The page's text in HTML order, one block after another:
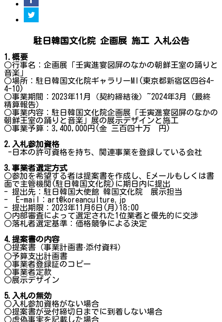
駐日韓国文化院 企画展 施工 入札公告
1.概要
○行事名：企画展「壬寅進宴図屏のなかの朝鮮王室の踊りと
音楽」
○場所：駐日韓国文化院ギャラリーMI(東京都新宿区四谷4-
4-10)
○事業期間：2023年11月（契約締結後）~2024年3月（最終
精算報告）
○事業内容：駐日韓国文化院企画展「壬寅進宴図屏のなかの
朝鮮王室の踊りと音楽」展の展示デザインと施工
○事業予算：3,400,000円(金 三百四十万 円)
2.入札参加資格
-日本の許可資格を持ち、関連事業を登録している会社
3.事業者選定方式
○参加を希望する者は提案書を作成し、Eメールもしくは書
面で主管機関(駐日韓国文化院)に期日内に提出
- 提出先：駐日韓国大使館 韓国文化院 展示担当
- E-mail：art@koreanculture.jp
- 提出期限：2023年11月6日(月)18:00
○内部審査によって選定された1位業者と優先的に交渉
○落札者選定基準：価格競争による決定
4.提案書の内容
○提案書（事業計画書·添付資料）
○予算支出計画書
○事業者登録証のコピー
○事業者定款
○展示デザイン
5.入札の無効
○入札参加資格がない場合
○提案書が受付締切日までに到着しない場合
○虚偽事実を記載した場合